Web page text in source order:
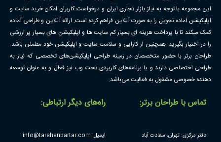
این مجموعه با توجه به نیاز بازار تجاری ایران و درخواست کاربران امکان خرید سایت و
اپلیکیشن آماده تحویل را به صورت آنلاین فراهم کرده است. ارائه آنلاین و طراحی آماده
کمک میکند تا با پرداخت هزینه ای بسیار کم سایت ها و اپلیکیشن های بسیار پر ارزشی
را در اختیار بگیرید. همچنین از کارایی و سلامت سایت و اپلیکیشن خود مطمئن باشد.
طراحان برتر با حضور متخصصان در زمینه طراحی اپلیکیشن‌های تخصصی که نیاز به
طراحی اختصاصی دارند و یا برنامه‌های کاربردی تحت وب نیز فعال و به عنوان توسعه
دهنده خصوصی مشغول به فعالیت می‌باشد.
تماس با طراحان برتر:
دفتر مرکزی: تهران، سعادت آباد
راه‌های دیگر ارتباطی:
ایمیل: info@tarahanbartar.com